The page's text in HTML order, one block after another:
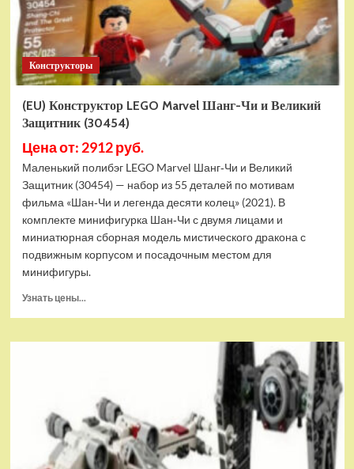
Конструкторы
(EU) Конструктор LEGO Marvel Шанг-Чи и Великий
Защитник (30454)
Цена от: 2912 руб.
Маленький полибэг LEGO Marvel Шанг‑Чи и Великий
Защитник (30454) — набор из 55 деталей по мотивам
фильма «Шан‑Чи и легенда десяти колец» (2021). В
комплекте минифигурка Шан‑Чи с двумя лицами и
миниатюрная сборная модель мистического дракона с
подвижным корпусом и посадочным местом для
минифигуры.
Узнать цены...
(EU)
Шанг-
Чи
и
Великий
Защитник